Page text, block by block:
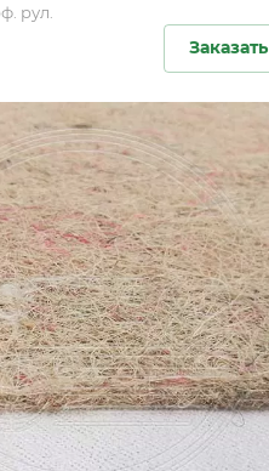
рул.
Заказать